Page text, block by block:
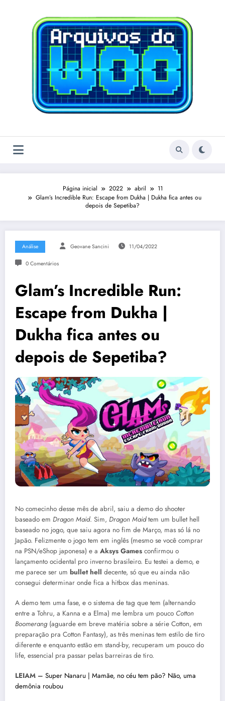
Página inicial 2022 abril
11
Glam’s Incredible Run: Escape from Dukha | Dukha fica antes ou
depois de Sepetiba?
Análise Geovane Sancini 11/04/2022
0 Comentários
Glam’s Incredible Run:
Escape from Dukha |
Dukha fica antes ou
depois de Sepetiba?
No comecinho desse mês de abril, saiu a demo do shooter
baseado em Dragon Maid. Sim, Dragon Maidtem um bullet hell
baseado no jogo, que saiu agora no fim de Março, mas só lá no
Japão. Felizmente o jogo tem em inglês (mesmo se você comprar
na PSN/eShop japonesa) e a Aksys Games confirmou o
lançamento ocidental pro inverno brasileiro. Eu testei a demo, e
me parece ser um bullet hell decente, só que eu ainda não
consegui determinar onde fica a hitbox das meninas.
A demo tem uma fase, e o sistema de tag que tem (alternando
entre a Tohru, a Kanna e a Elma) me lembra um pouco Cotton
Boomerang(aguarde em breve matéria sobre a série Cotton, em
preparação pra Cotton Fantasy), as três meninas tem estilo de tiro
diferente e enquanto estão em stand-by, recuperam um pouco do
life, essencial pra passar pelas barreiras de tiro.
LEIAM – Super Nanaru | Mamãe, no céu tem pão? Não, uma
demônia roubou